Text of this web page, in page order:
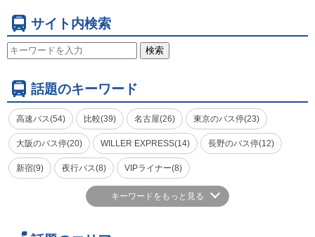
サイト内検索
検索
話題のキーワード
高速バス(54) 比較(39) 名古屋(26) 東京のバス停(23)
大阪のバス停(20) WILLER EXPRESS(14) 長野のバス停(12)
新宿(9) 夜行バス(8) VIPライナー(8)
キーワードをもっと見る